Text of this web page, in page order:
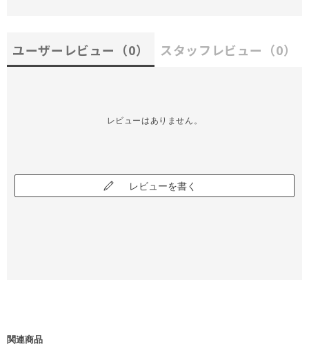
ユーザーレビュー （0） スタッフレビュー （0）
レビューはありません。
レビューを書く
関連商品